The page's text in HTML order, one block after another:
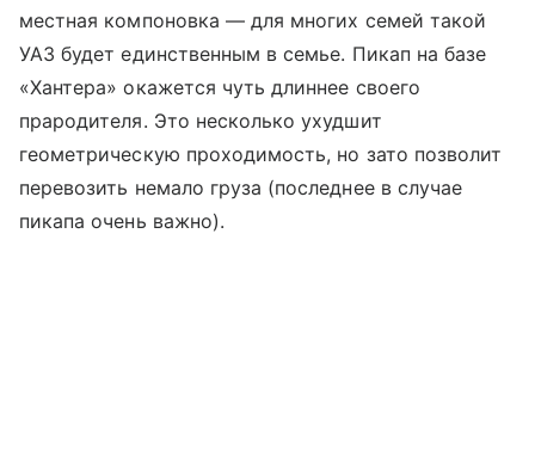
местная компоновка — для многих семей такой
УАЗ будет единственным в семье. Пикап на базе
«Хантера» окажется чуть длиннее своего
прародителя. Это несколько ухудшит
геометрическую проходимость, но зато позволит
перевозить немало груза (последнее в случае
пикапа очень важно).